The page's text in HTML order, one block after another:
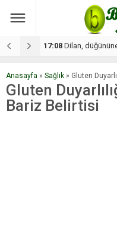
17:08 Dilan,
Anasayfa » Sağlık » Gluten
Gluten
Bariz Belirtisi